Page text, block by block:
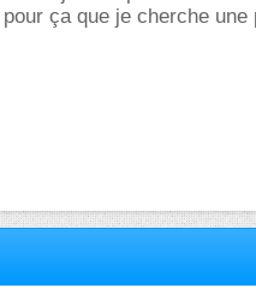
ça que je cherche